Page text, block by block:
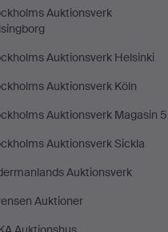
Auktionsverk
Auktionsverk Helsinki
Auktionsverk Köln
Auktionsverk Magasin 5
Auktionsverk Sickla
Auktionsverk
Auktioner